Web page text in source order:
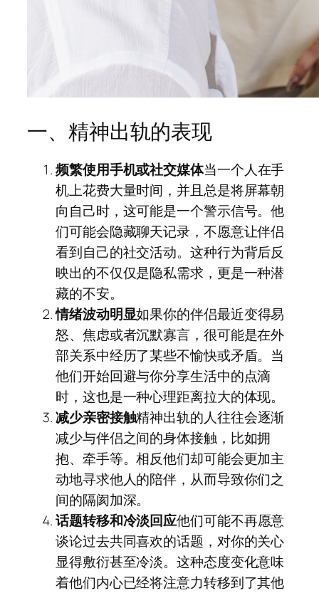
一、精神出轨的表现
频繁使用手机或社交媒体当一个人在手
机上花费大量时间，并且总是将屏幕朝
向自己时，这可能是一个警示信号。他
们可能会隐藏聊天记录，不愿意让伴侣
看到自己的社交活动。这种行为背后反
映出的不仅仅是隐私需求，更是一种潜
藏的不安。
情绪波动明显如果你的伴侣最近变得易
怒、焦虑或者沉默寡言，很可能是在外
部关系中经历了某些不愉快或矛盾。当
他们开始回避与你分享生活中的点滴
时，这也是一种心理距离拉大的体现。
减少亲密接触精神出轨的人往往会逐渐
减少与伴侣之间的身体接触，比如拥
抱、牵手等。相反他们却可能会更加主
动地寻求他人的陪伴，从而导致你们之
间的隔阂加深。
话题转移和冷淡回应他们可能不再愿意
谈论过去共同喜欢的话题，对你的关心
显得敷衍甚至冷淡。这种态度变化意味
着他们内心已经将注意力转移到了其他